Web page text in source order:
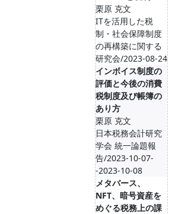
栗原 克文
ITを活用した税
制・社会保障制度
の再構築に関する
研究会/2023-08-24
インボイス制度の
評価と今後の消費
税制度及び帳簿の
あり方
栗原 克文
日本税務会計研究
学会 統一論題報
告/2023-10-07-
-2023-10-08
メタバース、
NFT、暗号資産を
めぐる税務上の課